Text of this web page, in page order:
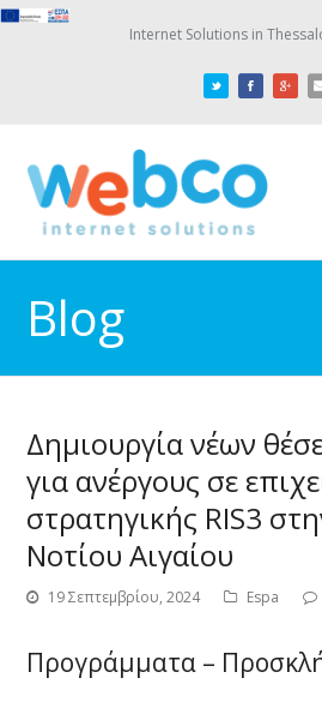
Internet Solutions in
Blog
Δημιουργία νέων
για ανέργους σε
στρατηγικής RIS3
Νοτίου Αιγαίου
19 Σεπτεμβρίου, 2024 Espa
Προγράμματα –